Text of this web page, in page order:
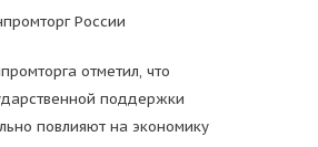
России
отметил, что
поддержки
повлияют на экономику